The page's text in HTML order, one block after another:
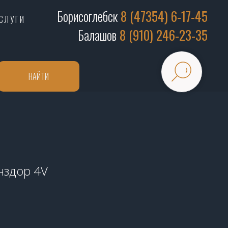
Борисоглебск8 (47354) 6-17-45
Балашов 8 (910) 246-23-35
НАЙТИ
4V